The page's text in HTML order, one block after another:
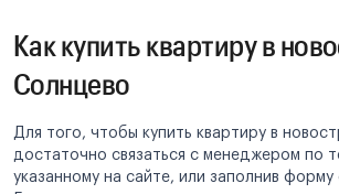
Как купить квартиру в
Солнцево
Для того, чтобы купить квартиру в
достаточно связаться с менеджером по
указанному на сайте, или заполнив форму